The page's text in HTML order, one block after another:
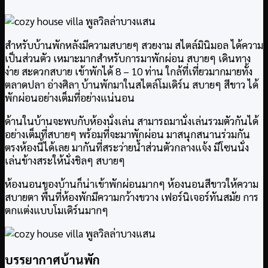
สำหรับบ้านพักหลังมีความสบายๆ สวยงาม สไตล์มินิมอล ได้ความ
เป็นส่วนตัว เหมาะมากสำหรับการมาพักผ่อน สบายๆ เดินทาง
ง่าย สะดวกสบาย เข้าพักได้ 8 – 10 ท่าน ใกล้ที่เที่ยวมากมายทั้ง
ตลาดปลา อ่างศิลา บ้านพักมาในสไตล์โมเดิร์น สบายๆ สีขาว ได้
พักผ่อนอย่างเต็มที่อย่างแน่นอน
ด้านในบ้านจะพบกับห้องนั่งเล่น สามารถมานั่งเล่นรวมตัวกันได้
อย่างเต็มที่สบายๆ พร้อมที่จะมาพักผ่อน มาสนุกสนานร่วมกัน
ตรงห้องนี้ได้เลย มากันที่สระว่ายน้ำส่วนตัวกลางแจ้ง มีโซนนั่ง
เล่นข้างสระให้นั่งชิลๆ สบายๆ
ห้องนอนของบ้านก็น่าเข้าพักผ่อนมากๆ ห้องนอนสีขาวให้ความ
สบายตา พื้นที่ห้องพักมีความกว้างขวาง เฟอร์นิเจอร์ทันสมัย การ
ตกแต่งแบบโมเดิร์นมากๆ
บรรยากาศบ้านพัก